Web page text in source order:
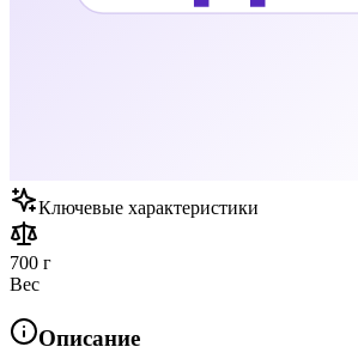
Ключевые характеристики
700 г
Вес
Описание